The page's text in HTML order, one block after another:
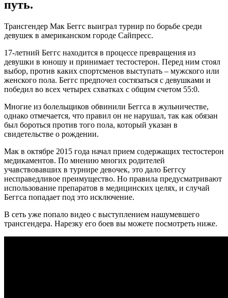
путь.
Трансгендер Мак Беггс выиграл турнир по борьбе среди
девушек в американском городе Сайпресс.
17-летний Беггс находится в процессе превращения из
девушки в юношу и принимает тестостерон. Перед ним стоял
выбор, против каких спортсменов выступать – мужского или
женского пола. Беггс предпочел состязаться с девушками и
победил во всех четырех схватках с общим счетом 55:0.
Многие из болельщиков обвинили Беггса в жульничестве,
однако отмечается, что правил он не нарушал, так как обязан
был бороться против того пола, который указан в
свидетельстве о рождении.
Мак в октябре 2015 года начал прием содержащих тестостерон
медикаментов. По мнению многих родителей
учавствовавших в турнире девочек, это дало Беггсу
несправедливое преимущество. Но правила предусматривают
использование препаратов в медицинских целях, и случай
Беггса попадает под это исключение.
В сеть уже попало видео с выступлением нашумевшего
трансгендера. Нарезку его боев вы можете посмотреть ниже.